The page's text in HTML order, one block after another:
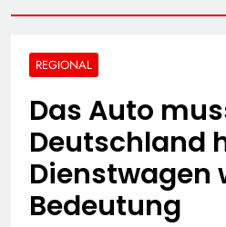
REGIONAL
Das Auto
Deutschland
Dienstwagen
Bedeutung